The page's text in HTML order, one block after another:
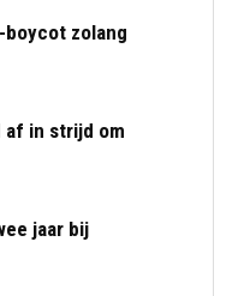
boycot zolang
af in strijd om
jaar bij